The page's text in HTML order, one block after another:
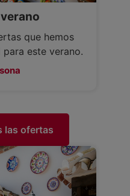
verano
que hemos
para este verano.
las ofertas